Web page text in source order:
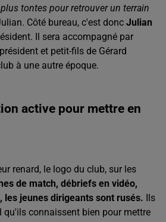
plus tontes pour retrouver un terrain
Côté bureau, c'est donc Julian
Il sera accompagné par
et petit-fils de Gérard
à une autre époque.
active pour mettre en
renard, le logo du club, sur les
de match, débriefs en vidéo,
les jeunes dirigeants sont rusés. Ils
qu'ils connaissent bien pour mettre